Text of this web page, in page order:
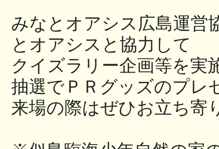
みなとオアシス広島運営
とオアシス と協力して
クイズラリー企画等を実
抽選でＰＲグッズのプレ
来場の際はぜひお立ち寄